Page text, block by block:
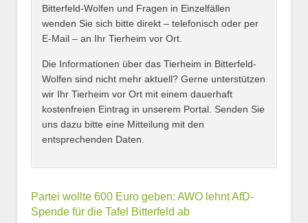
Kontaktmöglichkeiten
Bitterfeld-Wolfen und Fragen in Einzelfällen
wenden Sie sich bitte direkt – telefonisch oder per
E-Mail – an Ihr Tierheim vor Ort.
Die Informationen über das Tierheim in Bitterfeld-
Wolfen sind nicht mehr aktuell? Gerne unterstützen
wir Ihr Tierheim vor Ort mit einem dauerhaft
kostenfreien Eintrag in unserem Portal. Senden Sie
uns dazu bitte eine Mitteilung mit den
entsprechenden Daten.
Partei wollte 600 Euro geben: AWO lehnt AfD-
Spende für die Tafel Bitterfeld ab